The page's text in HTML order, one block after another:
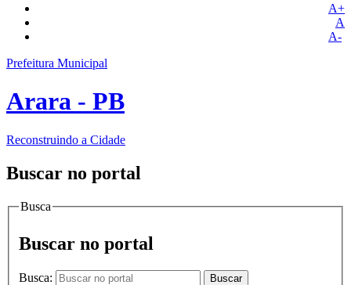
A+
A
A-
Prefeitura Municipal
Arara - PB
Reconstruindo a Cidade
Buscar no portal
Busca
Buscar no portal
Busca: Buscar